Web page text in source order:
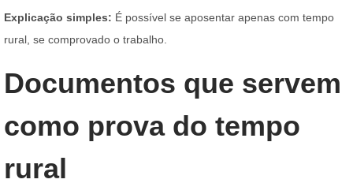
Explicação simples: É possível se aposentar apenas com tempo
rural, se comprovado o trabalho.
Documentos que servem
como prova do tempo
rural